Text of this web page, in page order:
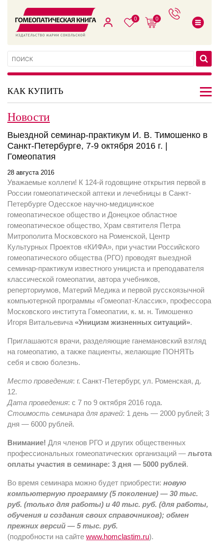
0 0
КАК КУПИТЬ
Новости
Выездной семинар-практикум И. В. Тимошенко в
Санкт-Петербурге, 7-9 октября 2016 г. |
Гомеопатия
28 августа 2016
Уважаемые коллеги! К 124-й годовщине открытия первой в
России гомеопатической аптеки и лечебницы в Санкт-
Петербурге Одесское научно-медицинское
гомеопатическое общество и Донецкое областное
гомеопатическое общество, Храм святителя Петра
Митрополита Московского на Роменской, Центр
Культурных Проектов «КИФА», при участии Российского
гомеопатического общества (РГО) проводят выездной
семинар-практикум известного унициста и преподавателя
классической гомеопатии, автора учебников,
реперториумов, Материй Медика и первой русскоязычной
компьютерной программы «Гомеопат-Классик», профессора
Московского института Гомеопатии, к. м. н. Тимошенко
Игоря Витальевича «Уницизм жизненных ситуаций».
Приглашаются врачи, разделяющие ганемановский взгляд
на гомеопатию, а также пациенты, желающие ПОНЯТЬ
себя и свою болезнь.
Место проведения: г. Санкт-Петербург, ул. Роменская, д.
12.
Дата проведения: c 7 по 9 октября 2016 года.
Стоимость семинара для врачей: 1 день — 2000 рублей; 3
дня — 6000 рублей.
Внимание! Для членов РГО и других общественных
профессиональных гомеопатических организаций — льгота
оплаты участия в семинаре: 3 дня — 5000 рублей.
Во время семинара можно будет приобрести: новую
компьютерную программу (5 поколение) — 30 тыс.
руб. (только для работы) и 40 тыс. руб. (для работы,
обучения и создания своих справочников); обмен
прежних версий — 5 тыс. руб.
(подробности на сайте www.homclastim.ru).